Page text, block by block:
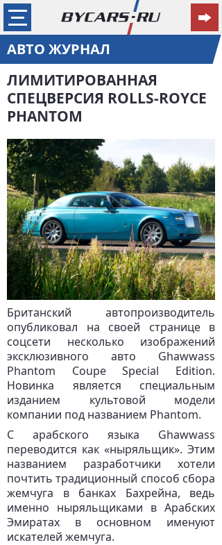
АВТО ЖУРНАЛ
ЛИМИТИРОВАННАЯ
СПЕЦВЕРСИЯ ROLLS-ROYCE
PHANTOM
Британский автопроизводитель
опубликовал на своей странице в
соцсети несколько изображений
эксклюзивного авто Ghawwass
Phantom Coupe Special Edition.
Новинка является специальным
изданием культовой модели
компании под названием Phantom.
С арабского языка Ghawwass
переводится как «ныряльщик». Этим
названием разработчики хотели
почтить традиционный способ сбора
жемчуга в банках Бахрейна, ведь
именно ныряльщиками в Арабских
Эмиратах в основном именуют
искателей жемчуга.